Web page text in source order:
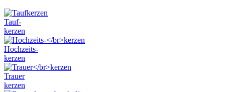
Tauf-
kerzen
Hochzeits-
kerzen
Trauer
kerzen